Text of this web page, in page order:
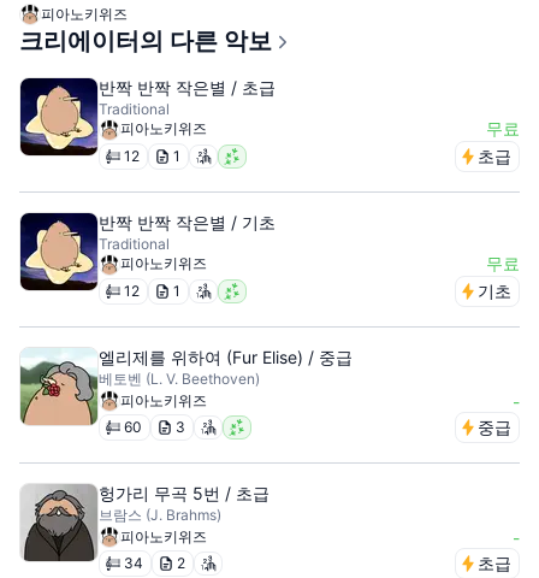
피아노키위즈
크리에이터의 다른 악보
반짝 반짝 작은별 / 초급
Traditional
피아노키위즈
무료
12 1 초급
반짝 반짝 작은별 / 기초
Traditional
피아노키위즈
무료
12 1 기초
엘리제를 위하여 (Fur Elise) / 중급
베토벤 (L. V. Beethoven)
피아노키위즈
-
60 3 중급
헝가리 무곡 5번 / 초급
브람스 (J. Brahms)
피아노키위즈
-
34 2 초급